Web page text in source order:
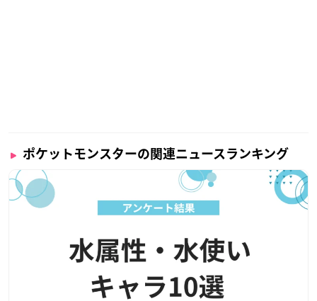
ポケットモンスターの関連ニュースランキング